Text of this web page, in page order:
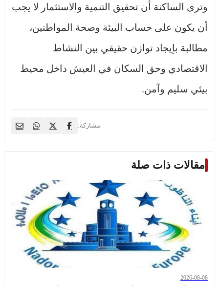
وترى الساكنة أن تحقيق التنمية والاستثمار لا يجب
أن يكون على حساب البيئة وصحة المواطنين،
مطالبة بإيجاد توازن حقيقي بين النشاط
الاقتصادي وحق السكان في العيش داخل محيط
بيئي سليم وآمن.
مشاركة:
مقالات ذات صلة
2026-08-08